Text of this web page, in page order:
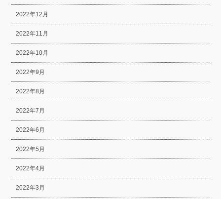
2022年12月
2022年11月
2022年10月
2022年9月
2022年8月
2022年7月
2022年6月
2022年5月
2022年4月
2022年3月